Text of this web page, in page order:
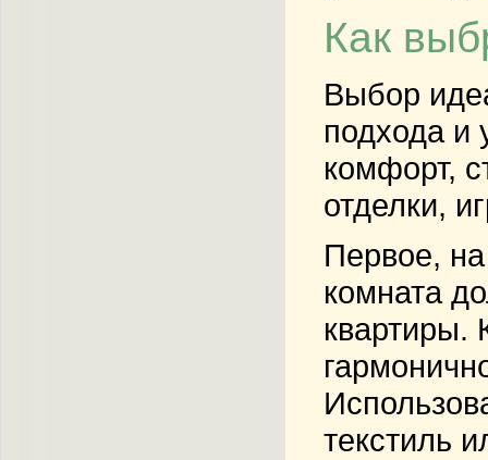
Как
Выбор
подхода и
комфорт,
отделки,
Первое,
комната
квартиры.
текстиль